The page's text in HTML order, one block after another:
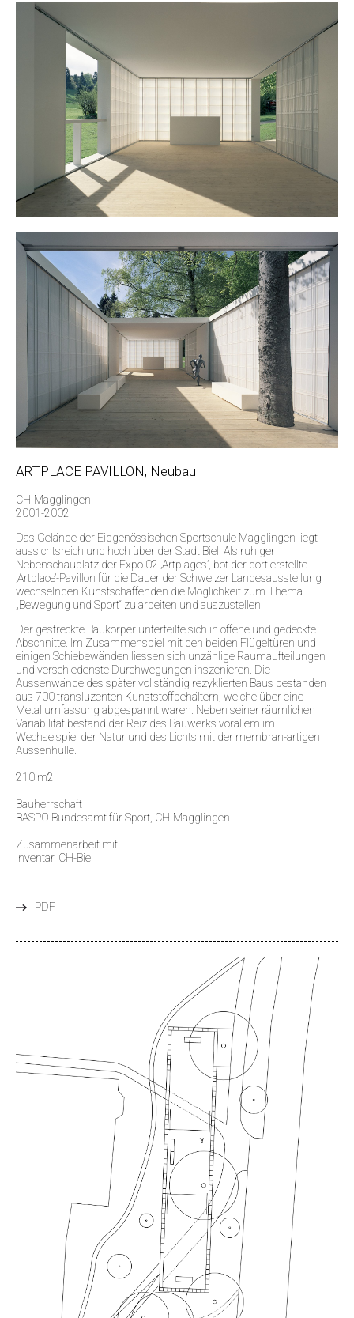
ARTPLACE PAVILLON, Neubau
CH-Magglingen
2001-2002
Das Gelände der Eidgenössischen Sportschule Magglingen liegt
aussichtsreich und hoch über der Stadt Biel. Als ruhiger
Nebenschauplatz der Expo.02 ‚Artplages’, bot der dort erstellte
‚Artplace’-Pavillon für die Dauer der Schweizer Landesausstellung
wechselnden Kunstschaffenden die Möglichkeit zum Thema
„Bewegung und Sport“ zu arbeiten und auszustellen.
Der gestreckte Baukörper unterteilte sich in offene und gedeckte
Abschnitte. Im Zusammenspiel mit den beiden Flügeltüren und
einigen Schiebewänden liessen sich unzählige Raumaufteilungen
und verschiedenste Durchwegungen inszenieren. Die
Aussenwände des später vollständig rezyklierten Baus bestanden
aus 700 transluzenten Kunststoffbehältern, welche über eine
Metallumfassung abgespannt waren. Neben seiner räumlichen
Variabilität bestand der Reiz des Bauwerks vorallem im
Wechselspiel der Natur und des Lichts mit der membran-artigen
Aussenhülle.
210 m2
Bauherrschaft
BASPO Bundesamt für Sport, CH-Magglingen
Zusammenarbeit mit
Inventar, CH-Biel
PDF